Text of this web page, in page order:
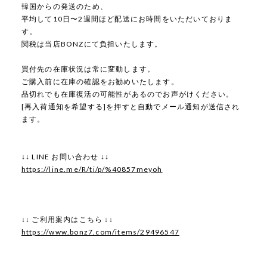
韓国からの発送のため、
平均して10日〜2週間ほど配送にお時間をいただいておりま
す。
関税は当店BONZにて負担いたします。
買付先の在庫状況は常に変動します。
ご購入前に在庫の確認をお勧めいたします。
品切れでも在庫復活の可能性があるのでお声がけください。
[再入荷通知を希望する]を押すと自動でメール通知が送信され
ます。
↓↓ LINE お問い合わせ ↓↓
https://line.me/R/ti/p/%40857meyoh
↓↓ ご利用案内はこちら ↓↓
https://www.bonz7.com/items/29496547